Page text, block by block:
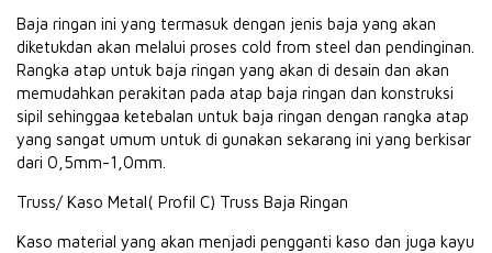
Baja ringan ini yang termasuk dengan jenis baja yang akan
diketukdan akan melalui proses cold from steel dan pendinginan.
Rangka atap untuk baja ringan yang akan di desain dan akan
memudahkan perakitan pada atap baja ringan dan konstruksi
sipil sehinggaa ketebalan untuk baja ringan dengan rangka atap
yang sangat umum untuk di gunakan sekarang ini yang berkisar
dari 0,5mm-1,0mm.
Truss/ Kaso Metal( Profil C) Truss Baja Ringan
Kaso material yang akan menjadi pengganti kaso dan juga kayu